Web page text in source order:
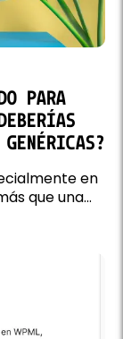
PARA
en
que una...